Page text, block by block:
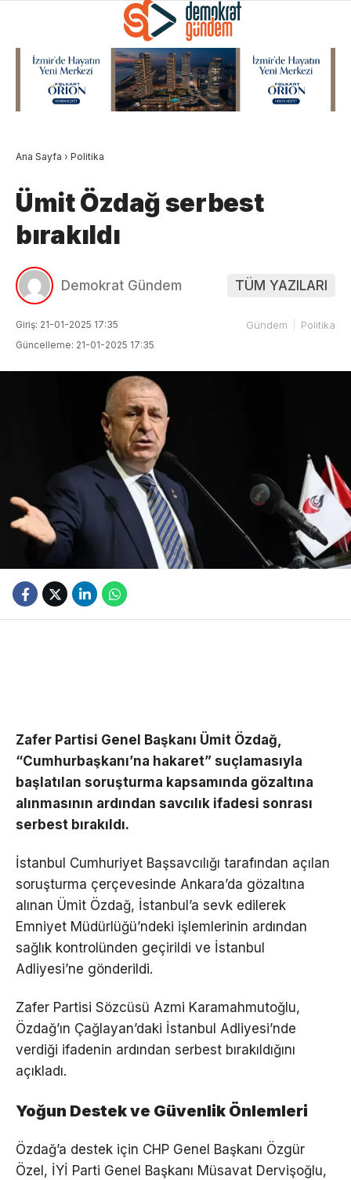
Ana Sayfa › Politika
Ümit Özdağ serbest
bırakıldı
Demokrat Gündem TÜM YAZILARI
Giriş: 21-01-2025 17:35
Güncelleme: 21-01-2025 17:35
Gündem Politika
Zafer Partisi Genel Başkanı Ümit Özdağ,
“Cumhurbaşkanı’na hakaret” suçlamasıyla
başlatılan soruşturma kapsamında gözaltına
alınmasının ardından savcılık ifadesi sonrası
serbest bırakıldı.
İstanbul Cumhuriyet Başsavcılığı tarafından açılan
soruşturma çerçevesinde Ankara’da gözaltına
alınan Ümit Özdağ, İstanbul’a sevk edilerek
Emniyet Müdürlüğü’ndeki işlemlerinin ardından
sağlık kontrolünden geçirildi ve İstanbul
Adliyesi’ne gönderildi.
Zafer Partisi Sözcüsü Azmi Karamahmutoğlu,
Özdağ’ın Çağlayan’daki İstanbul Adliyesi’nde
verdiği ifadenin ardından serbest bırakıldığını
açıkladı.
Yoğun Destek ve Güvenlik Önlemleri
Özdağ’a destek için CHP Genel Başkanı Özgür
Özel, İYİ Parti Genel Başkanı Müsavat Dervişoğlu,